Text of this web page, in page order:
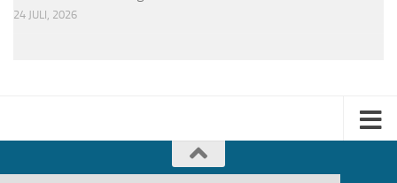
24 JULI, 2026